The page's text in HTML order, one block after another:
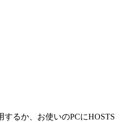
るか、お使いのPCにHOSTS